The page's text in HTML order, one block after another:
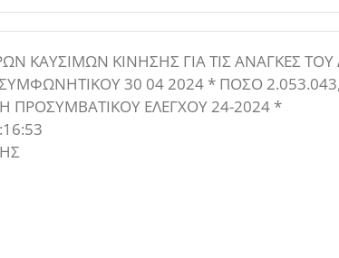
ΚΑΥΣΙΜΩΝ ΚΙΝΗΣΗΣ ΓΙΑ ΤΙΣ ΑΝΑΓΚΕΣ
30 04 2024 * ΠΟΣΟ
ΠΡΟΣΥΜΒΑΤΙΚΟΥ ΕΛΕΓΧΟΥ 24-2024 *